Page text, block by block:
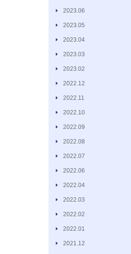
2023.06
2023.05
2023.04
2023.03
2023.02
2022.12
2022.11
2022.10
2022.09
2022.08
2022.07
2022.06
2022.04
2022.03
2022.02
2022.01
2021.12